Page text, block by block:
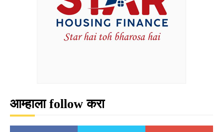
आम्हाला follow करा